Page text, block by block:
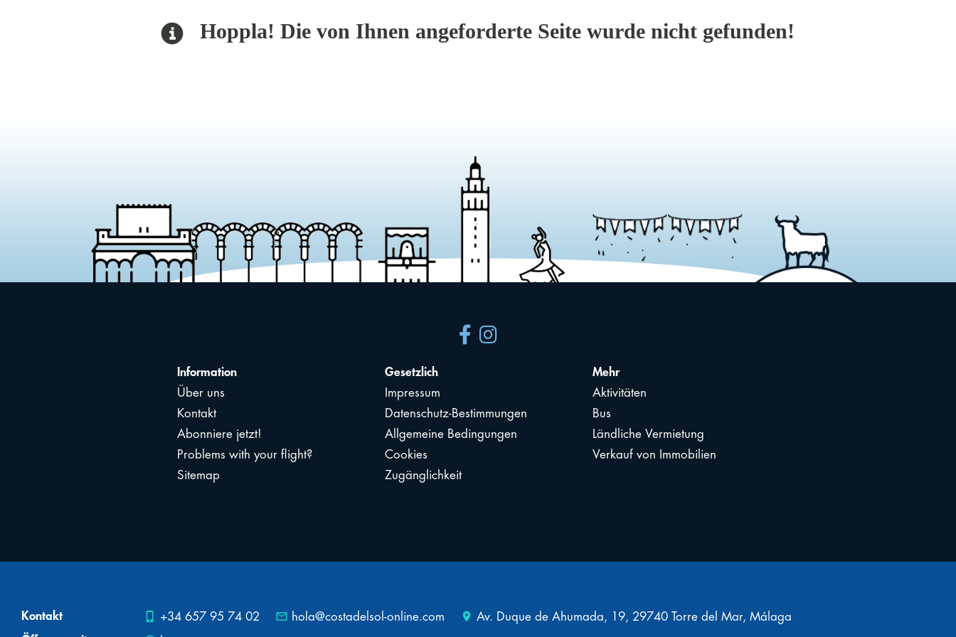
Hoppla! Die von Ihnen angeforderte Seite wurde nicht gefunden!
Information
Über uns
Kontakt
Abonniere jetzt!
Problems with your flight?
Sitemap
Gesetzlich
Impressum
Datenschutz-Bestimmungen
Allgemeine Bedingungen
Cookies
Zugänglichkeit
Mehr
Aktivitäten
Bus
Ländliche Vermietung
Verkauf von Immobilien
Kontakt phone_iphone +34 657 95 74 02 mail_outline hola@costadelsol-online.com place Av. Duque de Ahumada, 19, 29740 Torre del Mar, Málaga